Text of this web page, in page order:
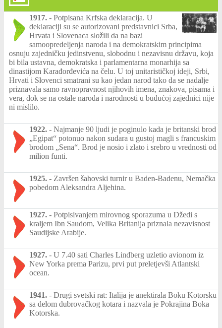
1917. - Potpisana Krfska deklaracija. U
deklaraciji su se autorizovani predstavnici Srba,
Hrvata i Slovenaca složili da na bazi
samoopredeljenja naroda i na demokratskim principima
osnuju zajedničku jedinstvenu, slobodnu i nezavisnu državu, koja
bi bila ustavna, demokratska i parlamentarna monarhija sa
dinastijom Karađorđevića na čelu. U toj unitarističkoj ideji, Srbi,
Hrvati i Slovenci smatrani su kao jedan narod tako da se nadalje
priznavala samo ravnopravnost njihovih imena, znakova, pisama i
vera, dok se na ostale naroda i narodnosti u budućoj zajednici nije
ni mislilo.
1922. - Najmanje 90 ljudi je poginulo kada je britanski brod
„Egipat“ potonuo nakon sudara u gustoj magli s francuskim
brodom „Sena“. Brod je nosio i zlato i srebro u vrednosti od
milion funti.
1925. - Završen šahovski turnir u Baden-Badenu, Nemačka
pobedom Aleksandra Aljehina.
1927. - Potpisivanjem mirovnog sporazuma u Džedi s
kraljem Ibn Saudom, Velika Britanija priznala nezavisnost
Saudijske Arabije.
1927. - U 7.40 sati Charles Lindberg uzletio avionom iz
New Yorka prema Parizu, prvi put preletjevši Atlantski
ocean.
1941. - Drugi svetski rat: Italija je anektirala Boku Kotorsku
sa delom dubrovačkog kotara i nazvala je Pokrajina Boka
Kotorska.